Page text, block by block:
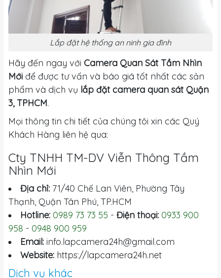
Lắp đặt hệ thống an ninh gia đình
Hãy đến ngay với Camera Quan Sát Tầm Nhìn
Mới để được tư vấn và báo giá tốt nhất các sản
phẩm và dịch vụ lắp đặt camera quan sát Quận
3, TPHCM.
Mọi thông tin chi tiết của chúng tôi xin các Quý
Khách Hàng liên hệ qua:
Cty TNHH TM-DV Viễn Thông Tầm
Nhìn Mới
Địa chỉ: 71/40 Chế Lan Viên, Phường Tây
Thạnh, Quận Tân Phú, TP.HCM
Hotline: 0989 73 73 55 - Điện thoại: 0933 900
958 - 0948 900 959
Email: info.lapcamera24h@gmail.com
Website: https://lapcamera24h.net
Dịch vụ khác